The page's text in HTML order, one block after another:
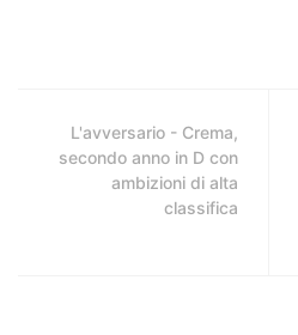
L'avversario - Crema,
secondo anno in D con
ambizioni di alta
classifica